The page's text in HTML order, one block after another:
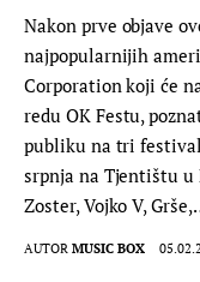
Nakon prve objave
najpopularnijih
Corporation koji će
redu OK Festu,
publiku na tri
srpnja na Tjentištu u
Zoster, Vojko V,
AUTOR MUSIC BOX